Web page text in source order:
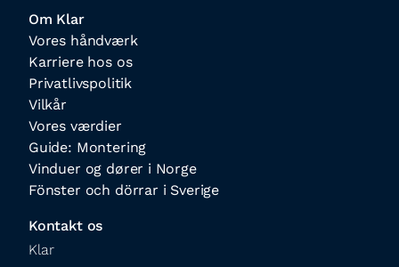
Om Klar
Vores håndværk
Karriere hos os
Privatlivspolitik
Vilkår
Vores værdier
Guide: Montering
Vinduer og dører i Norge
Fönster och dörrar i Sverige
Kontakt os
Klar